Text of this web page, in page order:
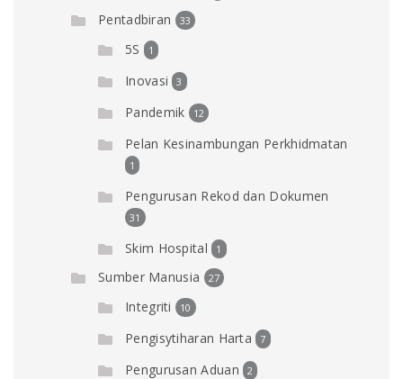
Pentadbiran 33
5S 1
Inovasi 3
Pandemik 12
Pelan Kesinambungan Perkhidmatan
1
Pengurusan Rekod dan Dokumen
31
Skim Hospital 1
Sumber Manusia 27
Integriti 10
Pengisytiharan Harta 7
Pengurusan Aduan 2